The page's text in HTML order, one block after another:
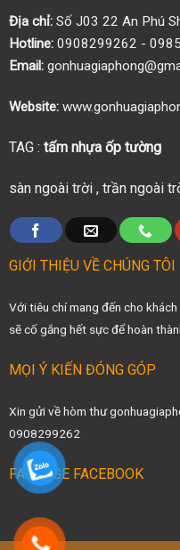
Địa chỉ:Số J03 22 An Phú
Hotline:0908299262 -
Email:
Website:
TAG : tấm nhựa ốp tường
sàn ngoài trời, trần ngoài
GIỚI THIỆU VỀ CHÚNG TÔI
Với tiêu chí mang đến cho
sẽ cố gắng hết sực để hoàn
MỌI Ý KIẾN ĐÓNG GÓP
Xin gửi về hòm thư
0908299262
FANPAGE FACEBOOK